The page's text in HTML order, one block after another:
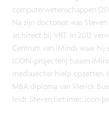
computerwetenschappen
Na zijn doctoraat was
architect bij VRT. In 2012
Centrum van iMinds waar hij
ICON-projecten) tussen
mediasector hielp opzetten.
MBA diploma van Vlerick
leidt Steven het imec.icon-